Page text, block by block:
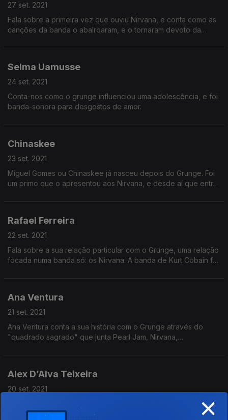
27 set. 2021
Fala sobre a primeira vez que ouviu Nirvana, e conta como as
canções da banda o abalroaram, e o tornaram devoto da
Selma Uamusse
24 set. 2021
Conta-nos como o grunge influenciou uma adolescência, e foi
banda-sonora para desgostos de amor.
Chinaskee
23 set. 2021
Miguel Gomes ou Chinaskee já nasceu depois do Grunge. Foi
um primo que o apresentou aos Nirvana, e desde aí que entra
Rafael Ferreira
22 set. 2021
Fala sobre a sua relação particular com o Grunge, uma relação
focada numa banda só: os Nirvana. A banda de Kurt Cobain foi
Ana Ventura
21 set. 2021
Ana Ventura conta a sua história com o Grunge através do
"quadrado sagrado" que junta Pearl Jam, Nirvana,
Alex D’Alva Teixeira
20 set. 2021
Alex D’Alva Teixeira nasceu a meio da explosão do grunge, e
era muito novo quando Kurt Cobain morreu. No entanto, as×